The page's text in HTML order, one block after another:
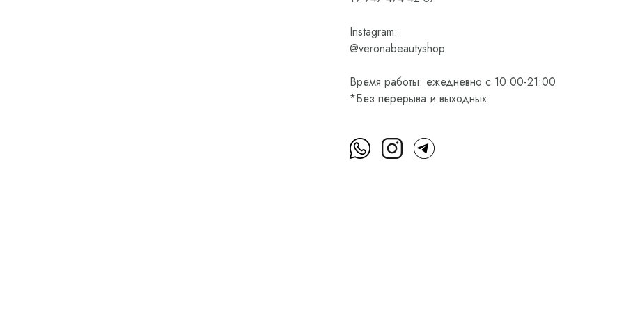
Instagram:
@veronabeautyshop
Время работы: ежедневно с 10:00-21:00
*Без перерыва и выходных